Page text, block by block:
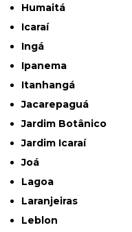
Humaitá
Icaraí
Ingá
Ipanema
Itanhangá
Jacarepaguá
Jardim Botânico
Jardim Icaraí
Joá
Lagoa
Laranjeiras
Leblon